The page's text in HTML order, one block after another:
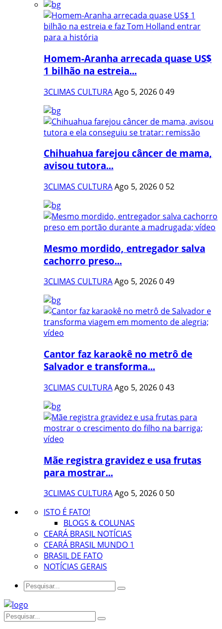
Homem-Aranha arrecada quase US$
1 bilhão na estreia...
3CLIMAS CULTURAAgo 5, 2026049
Chihuahua farejou câncer de mama,
avisou tutora...
3CLIMAS CULTURAAgo 5, 20260 52
Mesmo mordido, entregador salva
cachorro preso...
3CLIMAS CULTURAAgo 5, 2026049
Cantor faz karaokê no metrô de
Salvador e transforma...
3CLIMAS CULTURAAgo 5, 2026043
Mãe registra gravidez e usa frutas
para mostrar...
3CLIMAS CULTURAAgo 5, 20260 50
ISTO É FATO!
BLOGS & COLUNAS
CEARÁ BRASIL NOTÍCIAS
CEARÁ BRASIL MUNDO 1
BRASIL DE FATO
NOTÍCIAS GERAIS